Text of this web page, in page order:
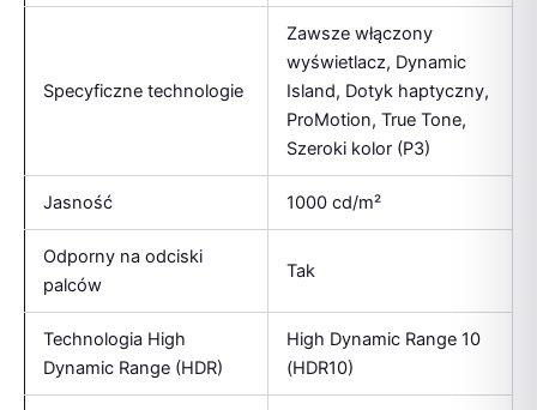
Specyficzne technologie
Zawsze włączony
wyświetlacz, Dynamic
Island, Dotyk haptyczny,
ProMotion, True Tone,
Szeroki kolor (P3)
Jasność 1000 cd/m²
Odporny na odciski
palców
Tak
Technologia High
Dynamic Range (HDR)
High Dynamic Range 10
(HDR10)